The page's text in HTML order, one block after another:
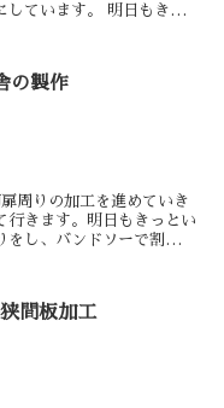
しています。 明日もきっ
の製作
周りの加工を進めていき
行きます。明日もきっとい
し、バンドソーで割り接
間板加工